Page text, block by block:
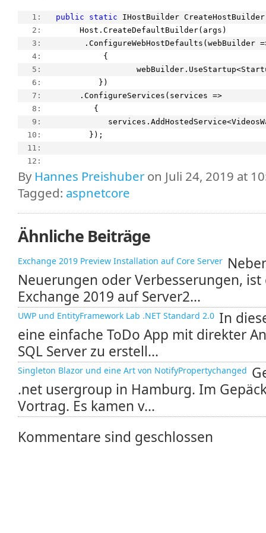
   1:
public static IHostBuilder
   2:
      Host.CreateDefaultBuilder(args)
   3:
.ConfigureWebHostDefaults(webBuilder
   4:
           {
   5:
   6:
          })
   7:
      .ConfigureServices(services =>
   8:
         {
   9:
  10:
        });
  11:
  12:
By Hannes Preishuber on Juli 24, 2019 at
Tagged: aspnetcore
Ähnliche Beiträge
Exchange 2019 Preview Installation auf Core Server
Neuerungen oder Verbesserungen,
Exchange 2019 auf Server2...
UWP und EntityFramework Lab .NET Standard 2.0 In
eine einfache ToDo App mit direkter
SQL Server zu erstell...
Singleton Blazor und eine Art von NotifyPropertychanged
.net usergroup in Hamburg. Im
Vortrag. Es kamen v...
Kommentare sind geschlossen